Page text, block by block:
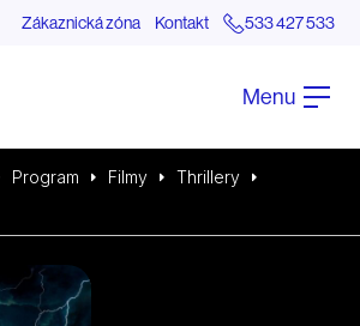
Zákaznická zóna Kontakt 533 427 533
Menu
Program Filmy
Thrillery